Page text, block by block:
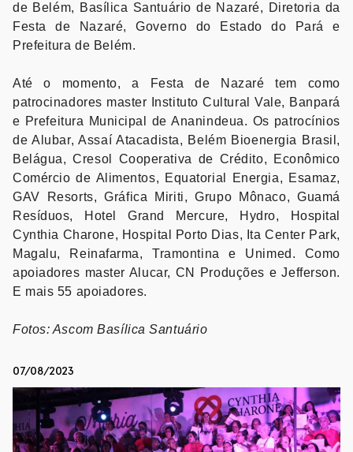
de Belém, Basílica Santuário de Nazaré, Diretoria da
Festa de Nazaré, Governo do Estado do Pará e
Prefeitura de Belém.
Até o momento, a Festa de Nazaré tem como
patrocinadores master Instituto Cultural Vale, Banpará
e Prefeitura Municipal de Ananindeua. Os patrocínios
de Alubar, Assaí Atacadista, Belém Bioenergia Brasil,
Belágua, Cresol Cooperativa de Crédito, Econômico
Comércio de Alimentos, Equatorial Energia, Esamaz,
GAV Resorts, Gráfica Miriti, Grupo Mônaco, Guamá
Resíduos, Hotel Grand Mercure, Hydro, Hospital
Cynthia Charone, Hospital Porto Dias, Ita Center Park,
Magalu, Reinafarma, Tramontina e Unimed. Como
apoiadores master Alucar, CN Produções e Jefferson.
E mais 55 apoiadores.
Fotos: Ascom Basílica Santuário
07/08/2023